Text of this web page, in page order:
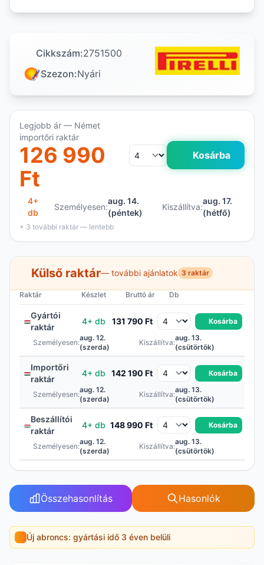
Cikkszám:2751500
Szezon:Nyári
Legjobb ár — Német
importőri raktár
126 990
Ft
Kosárba
4+
db
Személyesen:
aug. 14.
(péntek)
Kiszállítva:
aug. 17.
(hétfő)
+ 3 további raktár — lentebb
Külső raktár— további ajánlatok 3 raktár
Raktár Készlet Bruttó ár Db
Gyártói
raktár
4+ db 131 790 Ft Kosárba
Személyesen:
aug. 12.
(szerda)
Kiszállítva:
aug. 13.
(csütörtök)
Importőri
raktár
4+ db 142 190 Ft Kosárba
Személyesen:
aug. 12.
(szerda)
Kiszállítva:
aug. 13.
(csütörtök)
Beszállítói
raktár
4+ db 148 990 Ft Kosárba
Személyesen:
aug. 12.
(szerda)
Kiszállítva:
aug. 13.
(csütörtök)
Összehasonlítás Hasonlók
Új abroncs: gyártási idő 3 éven belüli